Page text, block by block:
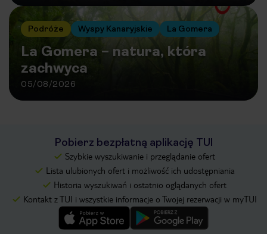
Podróże Wyspy Kanaryjskie La Gomera
La Gomera – natura, która
zachwyca
05/08/2026
Pobierz bezpłatną aplikację TUI
Szybkie wyszukiwanie i przeglądanie ofert
Lista ulubionych ofert i możliwość ich udostępniania
Historia wyszukiwań i ostatnio oglądanych ofert
Kontakt z TUI i wszystkie informacje o Twojej rezerwacji w myTUI